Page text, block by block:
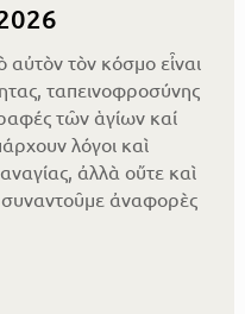
τὸν κόσμο εἶναι
ταπεινοφροσύνης
τῶν ἁγίων καί
λόγοι καὶ
ἀλλὰ οὔτε καὶ
ἀναφορὲς